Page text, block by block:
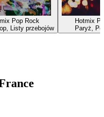
Pop Rock
Listy przebojów
Hotmix
Paryż,